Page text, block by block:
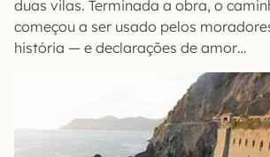
duas vilas. Terminada a obra, o
começou a ser usado pelos
história — e declarações de amor…